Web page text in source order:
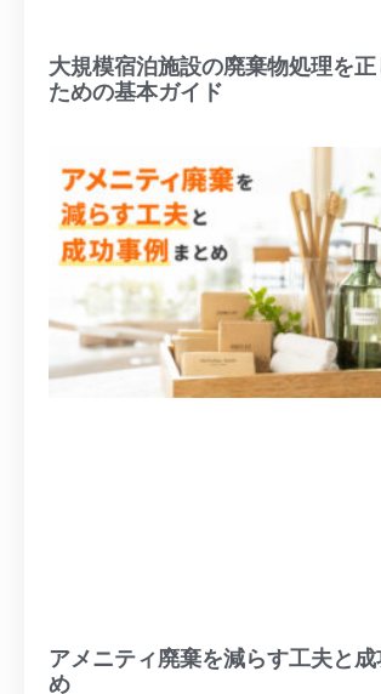
大規模宿泊施設の廃棄物処理を
ための基本ガイド
アメニティ廃棄を減らす工夫と成
め